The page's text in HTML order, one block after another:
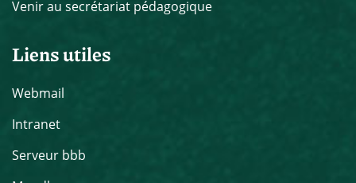
Venir au secrétariat pédagogique
Liens utiles
Webmail
Intranet
Serveur bbb